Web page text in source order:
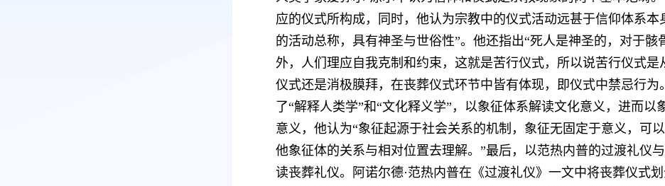
应的仪式所构成，同时，他认为宗教中的仪式活动远甚于信仰体系
的活动总称，具有神圣与世俗性”。他还指出“死人是神圣的，对于
外，人们理应自我克制和约束，这就是苦行仪式，所以说苦行仪式
仪式还是消极膜拜，在丧葬仪式环节中皆有体现，即仪式中禁忌行为
了“解释人类学”和“文化释义学”，以象征体系解读文化意义，进而
意义，他认为“象征起源于社会关系的机制，象征无固定于意义，可
他象征体的关系与相对位置去理解。”最后，以范热内普的过渡礼仪
读丧葬礼仪。阿诺尔德·范热内普在《过渡礼仪》一文中将丧葬仪式